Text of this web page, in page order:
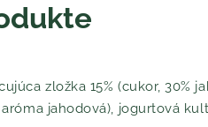
zložka 15% (cukor, 30%
jahodová), jogurtová